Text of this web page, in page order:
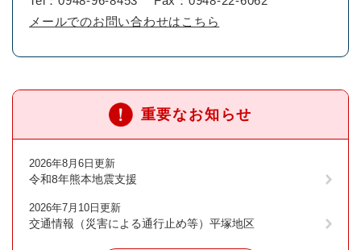
メールでのお問い合わせはこちら
重要なお知らせ
2026年8月6日更新
令和8年熊本地震支援
2026年7月10日更新
交通情報（災害による通行止め等）平塚地区